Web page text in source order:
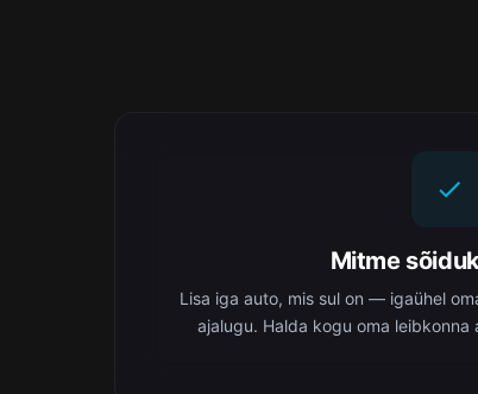
Mitme
Lisa iga auto, mis sul on — igaühel
ajalugu. Halda kogu oma